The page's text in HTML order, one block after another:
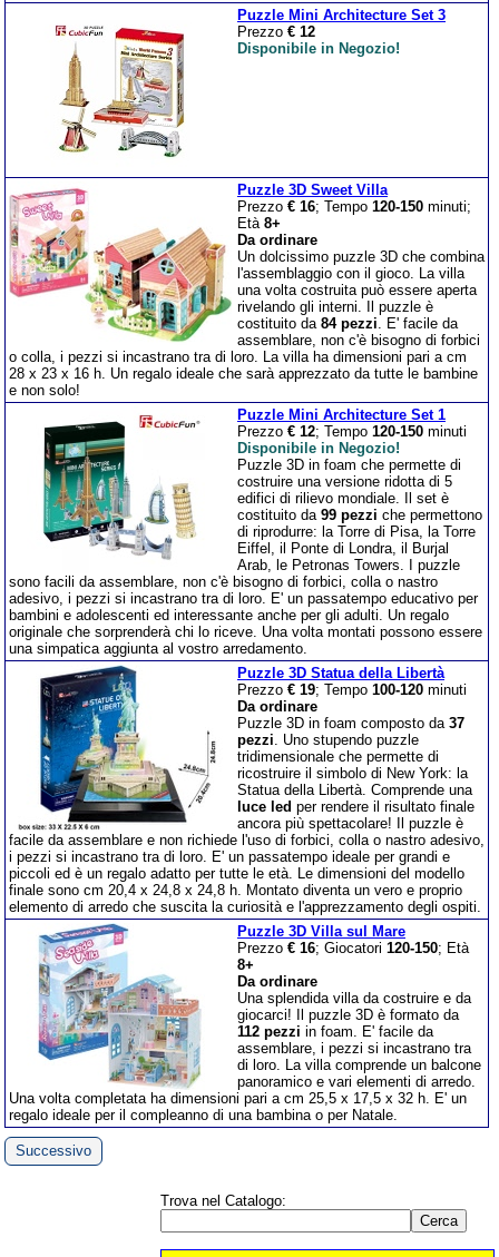
Puzzle Mini Architecture Set 3
Prezzo € 12
Disponibile in Negozio!
Puzzle 3D Sweet Villa
Prezzo € 16; Tempo 120-150 minuti;
Età 8+
Da ordinare
Un dolcissimo puzzle 3D che combina
l'assemblaggio con il gioco. La villa
una volta costruita può essere aperta
rivelando gli interni. Il puzzle è
costituito da 84 pezzi. E' facile da
assemblare, non c'è bisogno di forbici
o colla, i pezzi si incastrano tra di loro. La villa ha dimensioni pari a cm
28 x 23 x 16 h. Un regalo ideale che sarà apprezzato da tutte le bambine
e non solo!
Puzzle Mini Architecture Set 1
Prezzo € 12; Tempo 120-150 minuti
Disponibile in Negozio!
Puzzle 3D in foam che permette di
costruire una versione ridotta di 5
edifici di rilievo mondiale. Il set è
costituito da 99 pezzi che permettono
di riprodurre: la Torre di Pisa, la Torre
Eiffel, il Ponte di Londra, il Burjal
Arab, le Petronas Towers. I puzzle
sono facili da assemblare, non c'è bisogno di forbici, colla o nastro
adesivo, i pezzi si incastrano tra di loro. E' un passatempo educativo per
bambini e adolescenti ed interessante anche per gli adulti. Un regalo
originale che sorprenderà chi lo riceve. Una volta montati possono essere
una simpatica aggiunta al vostro arredamento.
Puzzle 3D Statua della Libertà
Prezzo € 19; Tempo 100-120 minuti
Da ordinare
Puzzle 3D in foam composto da 37
pezzi. Uno stupendo puzzle
tridimensionale che permette di
ricostruire il simbolo di New York: la
Statua della Libertà. Comprende una
luce led per rendere il risultato finale
ancora più spettacolare! Il puzzle è
facile da assemblare e non richiede l'uso di forbici, colla o nastro adesivo,
i pezzi si incastrano tra di loro. E' un passatempo ideale per grandi e
piccoli ed è un regalo adatto per tutte le età. Le dimensioni del modello
finale sono cm 20,4 x 24,8 x 24,8 h. Montato diventa un vero e proprio
elemento di arredo che suscita la curiosità e l'apprezzamento degli ospiti.
Puzzle 3D Villa sul Mare
Prezzo € 16; Giocatori 120-150; Età
8+
Da ordinare
Una splendida villa da costruire e da
giocarci! Il puzzle 3D è formato da
112 pezzi in foam. E' facile da
assemblare, i pezzi si incastrano tra
di loro. La villa comprende un balcone
panoramico e vari elementi di arredo.
Una volta completata ha dimensioni pari a cm 25,5 x 17,5 x 32 h. E' un
regalo ideale per il compleanno di una bambina o per Natale.
Successivo
Trova nel Catalogo: